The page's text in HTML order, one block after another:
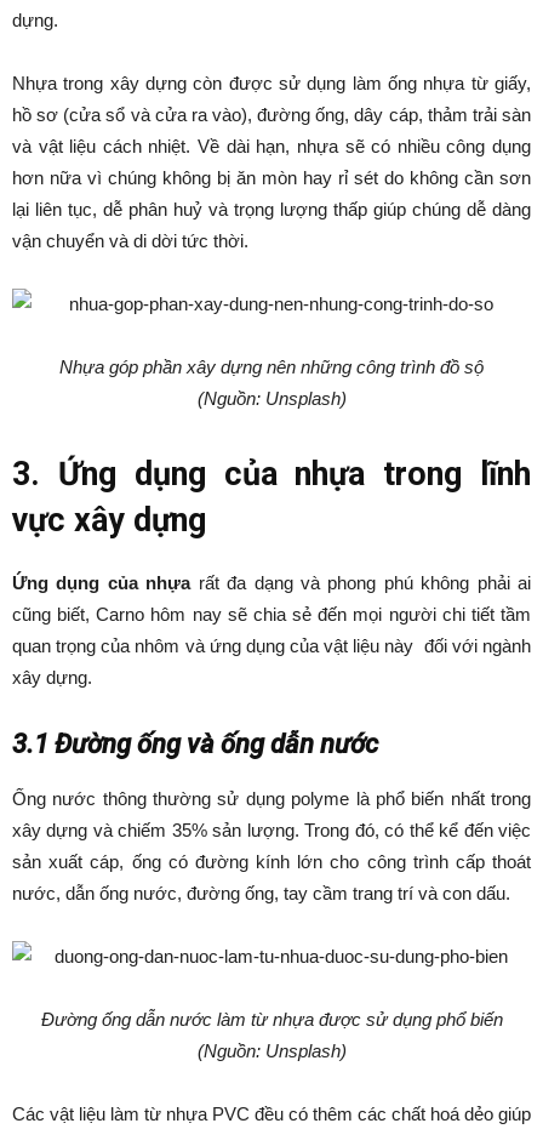
dựng.
Nhựa trong xây dựng còn được sử dụng làm ống nhựa từ giấy,
hồ sơ (cửa sổ và cửa ra vào), đường ống, dây cáp, thảm trải sàn
và vật liệu cách nhiệt. Về dài hạn, nhựa sẽ có nhiều công dụng
hơn nữa vì chúng không bị ăn mòn hay rỉ sét do không cần sơn
lại liên tục, dễ phân huỷ và trọng lượng thấp giúp chúng dễ dàng
vận chuyển và di dời tức thời.
Nhựa góp phần xây dựng nên những công trình đồ sộ
(Nguồn: Unsplash)
3. Ứng dụng của nhựa trong lĩnh
vực xây dựng
Ứng dụng của nhựarất đa dạng và phong phú không phải ai
cũng biết, Carno hôm nay sẽ chia sẻ đến mọi người chi tiết tầm
quan trọng của nhôm và ứng dụng của vật liệu này đối với ngành
xây dựng.
3.1 Đường ống và ống dẫn nước
Ống nước thông thường sử dụng polyme là phổ biến nhất trong
xây dựng và chiếm 35% sản lượng. Trong đó, có thể kể đến việc
sản xuất cáp, ống có đường kính lớn cho công trình cấp thoát
nước, dẫn ống nước, đường ống, tay cầm trang trí và con dấu.
Đường ống dẫn nước làm từ nhựa được sử dụng phổ biến
(Nguồn: Unsplash)
Các vật liệu làm từ nhựa PVC đều có thêm các chất hoá dẻo giúp